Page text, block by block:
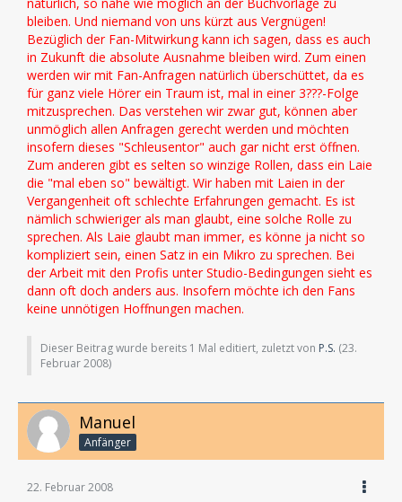
bleiben. Und niemand von uns kürzt aus Vergnügen!
Bezüglich der Fan-Mitwirkung kann ich sagen, dass es auch
in Zukunft die absolute Ausnahme bleiben wird. Zum einen
werden wir mit Fan-Anfragen natürlich überschüttet, da es
für ganz viele Hörer ein Traum ist, mal in einer 3???-Folge
mitzusprechen. Das verstehen wir zwar gut, können aber
unmöglich allen Anfragen gerecht werden und möchten
insofern dieses "Schleusentor" auch gar nicht erst öffnen.
Zum anderen gibt es selten so winzige Rollen, dass ein Laie
die "mal eben so" bewältigt. Wir haben mit Laien in der
Vergangenheit oft schlechte Erfahrungen gemacht. Es ist
nämlich schwieriger als man glaubt, eine solche Rolle zu
sprechen. Als Laie glaubt man immer, es könne ja nicht so
kompliziert sein, einen Satz in ein Mikro zu sprechen. Bei
der Arbeit mit den Profis unter Studio-Bedingungen sieht es
dann oft doch anders aus. Insofern möchte ich den Fans
keine unnötigen Hoffnungen machen.
Dieser Beitrag wurde bereits 1 Mal editiert, zuletzt von P.S. (23.
Februar 2008)
Manuel
Anfänger
22. Februar 2008